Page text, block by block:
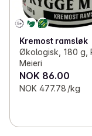
Kremost ramsløk
Økologisk, 180 g,
Meieri
NOK 86.00
NOK 477.78 /kg